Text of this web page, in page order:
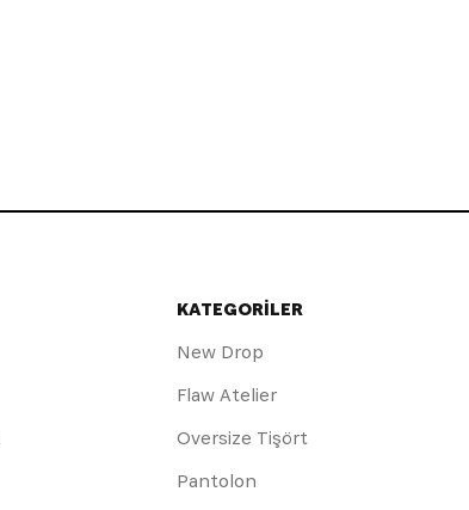
KATEGORİLER
New Drop
Flaw Atelier
Oversize Tişört
Pantolon